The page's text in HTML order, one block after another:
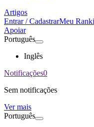
Artigos
Entrar / CadastrarMeu
Apoiar
Português
Inglês
Notificações0
Sem notificações
Ver mais
Português